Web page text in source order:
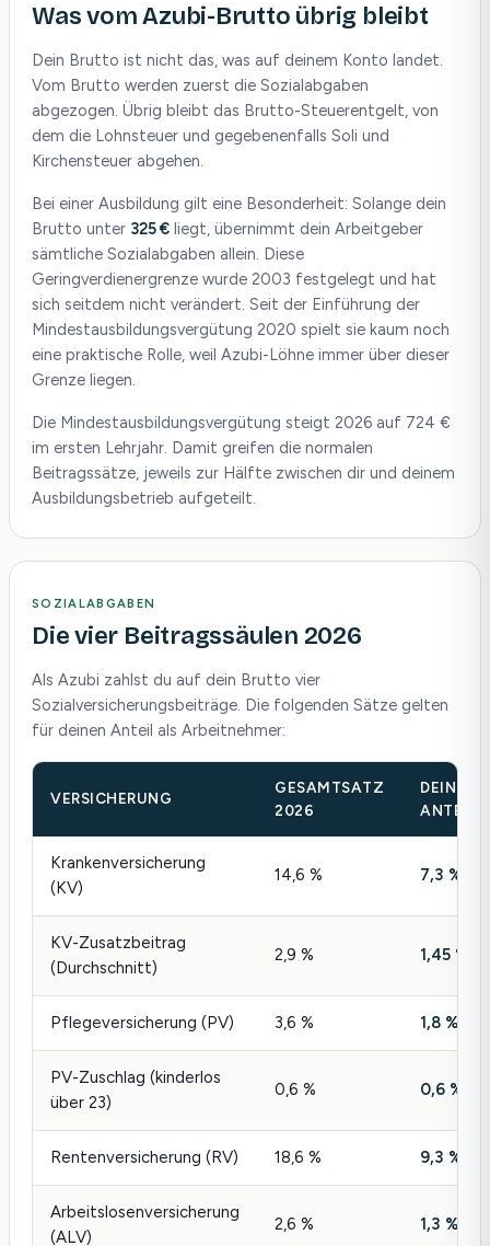
Was vom Azubi-Brutto übrig bleibt
Dein Brutto ist nicht das, was auf deinem Konto landet.
Vom Brutto werden zuerst die Sozialabgaben
abgezogen. Übrig bleibt das Brutto-Steuerentgelt, von
dem die Lohnsteuer und gegebenenfalls Soli und
Kirchensteuer abgehen.
Bei einer Ausbildung gilt eine Besonderheit: Solange dein
Brutto unter 325 € liegt, übernimmt dein Arbeitgeber
sämtliche Sozialabgaben allein. Diese
Geringverdienergrenze wurde 2003 festgelegt und hat
sich seitdem nicht verändert. Seit der Einführung der
Mindestausbildungsvergütung 2020 spielt sie kaum noch
eine praktische Rolle, weil Azubi-Löhne immer über dieser
Grenze liegen.
Die Mindestausbildungsvergütung steigt 2026 auf 724 €
im ersten Lehrjahr. Damit greifen die normalen
Beitragssätze, jeweils zur Hälfte zwischen dir und deinem
Ausbildungsbetrieb aufgeteilt.
SOZIALABGABEN
Die vier Beitragssäulen 2026
Als Azubi zahlst du auf dein Brutto vier
Sozialversicherungsbeiträge. Die folgenden Sätze gelten
für deinen Anteil als Arbeitnehmer:
VERSICHERUNG
GESAMTSATZ
2026
DEIN
ANTEIL
Krankenversicherung
(KV)
14,6 % 7,3 %
KV-Zusatzbeitrag
(Durchschnitt)
2,9 % 1,45 %
Pflegeversicherung (PV) 3,6 % 1,8 %
PV-Zuschlag (kinderlos
über 23)
0,6 % 0,6 %
Rentenversicherung (RV) 18,6 % 9,3 %
Arbeitslosenversicherung
(ALV)
2,6 % 1,3 %